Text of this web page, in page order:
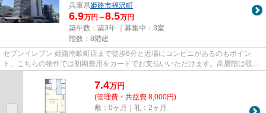
兵庫県姫路市福沢町
6.9万円～8.5万円
築年数：築3年 ｜募集中： 3室
階数：8階建
セブンイレブン 姫路南畝町店まで徒歩6分と近場にコンビニがあるのもポイン
ト。こちらの物件では初期費用をカードでお支払いいただけます。高層階は覗か
れる心配がないので人目を気に...
7.4万円
(管理費・共益費 8,000円)
敷：0ヶ月｜礼：2ヶ月